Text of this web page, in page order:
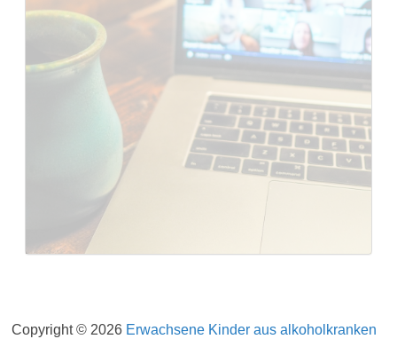
Copyright © 2026 Erwachsene Kinder aus alkoholkranken